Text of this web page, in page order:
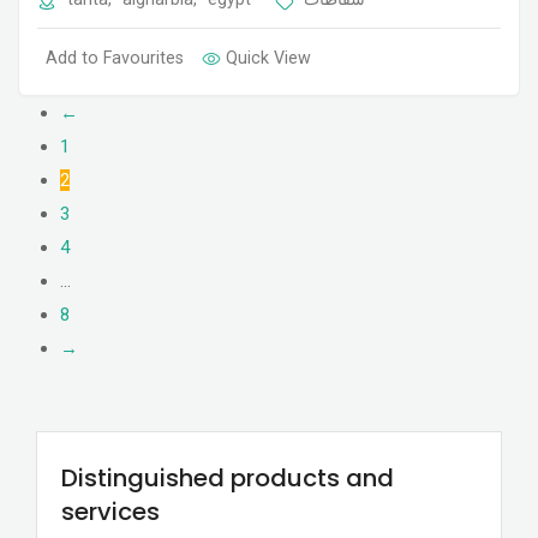
Add to Favourites Quick View
←
1
2
3
4
…
8
→
Distinguished products and
services